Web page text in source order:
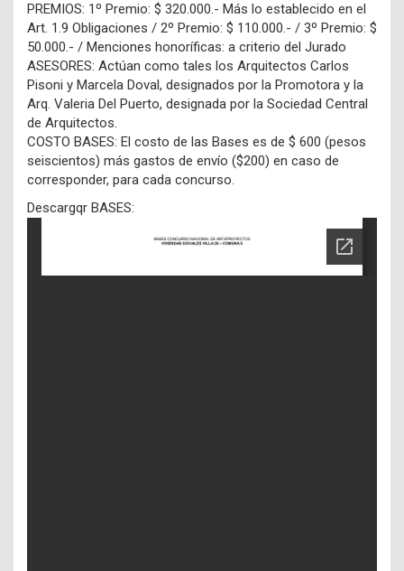
PREMIOS: 1º Premio: $ 320.000.- Más lo establecido en el
Art. 1.9 Obligaciones / 2º Premio: $ 110.000.- / 3º Premio: $
50.000.- / Menciones honoríficas: a criterio del Jurado
ASESORES: Actúan como tales los Arquitectos Carlos
Pisoni y Marcela Doval, designados por la Promotora y la
Arq. Valeria Del Puerto, designada por la Sociedad Central
de Arquitectos.
COSTO BASES: El costo de las Bases es de $ 600 (pesos
seiscientos) más gastos de envío ($200) en caso de
corresponder, para cada concurso.
Descargqr BASES: